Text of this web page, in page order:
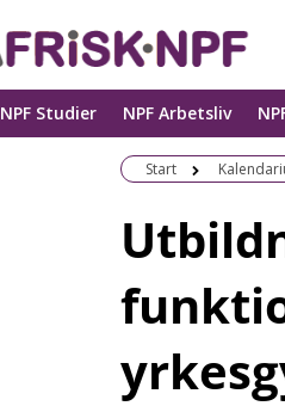
NPF Studier NPF Arbetsliv
Start